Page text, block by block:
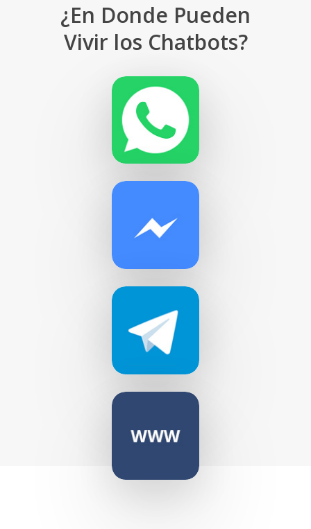
¿En Donde Pueden
Vivir los Chatbots?